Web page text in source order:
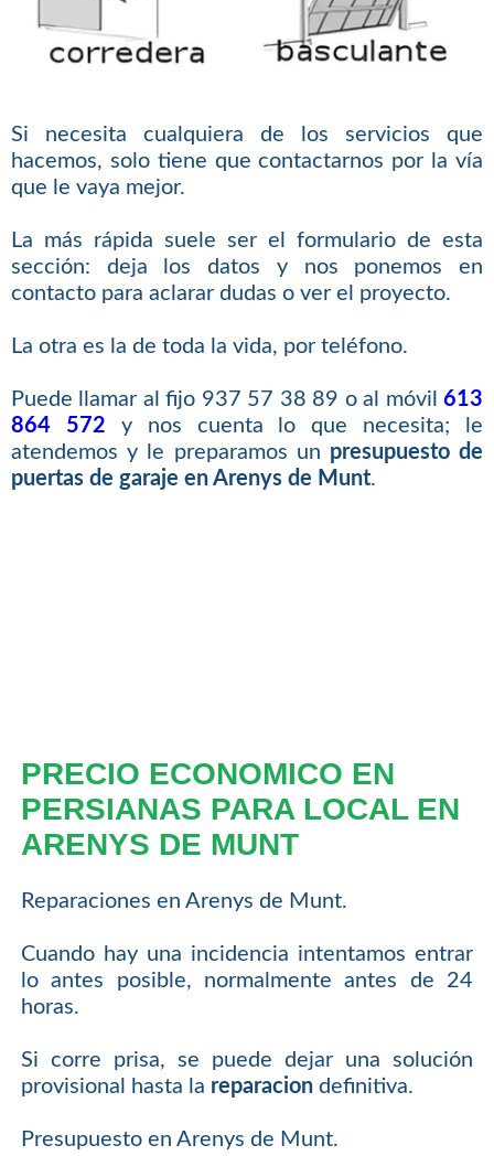
Si necesita cualquiera de los servicios que
hacemos, solo tiene que contactarnos por la vía
que le vaya mejor.
La más rápida suele ser el formulario de esta
sección: deja los datos y nos ponemos en
contacto para aclarar dudas o ver el proyecto.
La otra es la de toda la vida, por teléfono.
Puede llamar al fijo 937 57 38 89 o al móvil613
864 572 y nos cuenta lo que necesita; le
atendemos y le preparamos un presupuesto de
puertas de garaje en Arenys de Munt.
PRECIO ECONOMICO EN
PERSIANAS PARA LOCAL EN
ARENYS DE MUNT
Reparaciones en Arenys de Munt.
Cuando hay una incidencia intentamos entrar
lo antes posible, normalmente antes de 24
horas.
Si corre prisa, se puede dejar una solución
provisional hasta la reparaciondefinitiva.
Presupuesto en Arenys de Munt.